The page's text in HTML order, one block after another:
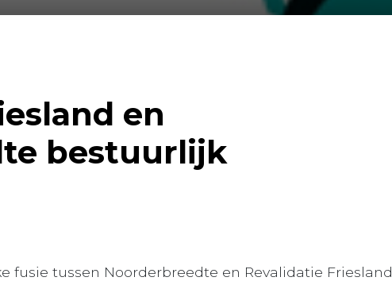
en
bestuurlijk
fusie tussen Noorderbreedte en Revalidatie Friesland